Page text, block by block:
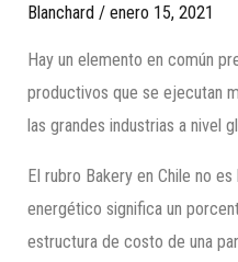
Blanchard /enero 15, 2021
Hay un elemento en común
productivos que se ejecutan
las grandes industrias a nivel
El rubro Bakery en Chile no
energético significa un
estructura de costo de una